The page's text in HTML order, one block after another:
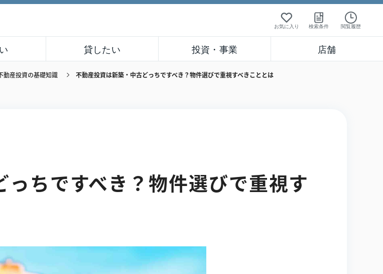
お気に入り 検索条件 閲覧履歴
貸したい 投資・事業 店舗
動産投資の基礎知識 不動産投資は新築・中古どっちですべき？物件選びで重視すべきこととは
ちですべき？物件選びで重視す